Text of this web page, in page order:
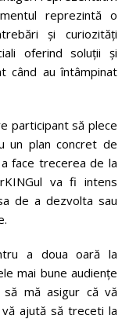
reprezintă o
și curiozități
oferind soluții și
când au întâmpinat
participant să plece
un plan concret de
face trecerea de la
va fi intens
de a dezvolta sau
a doua oară la
mai bune audiențe
mă asigur că vă
ajută să treceti la